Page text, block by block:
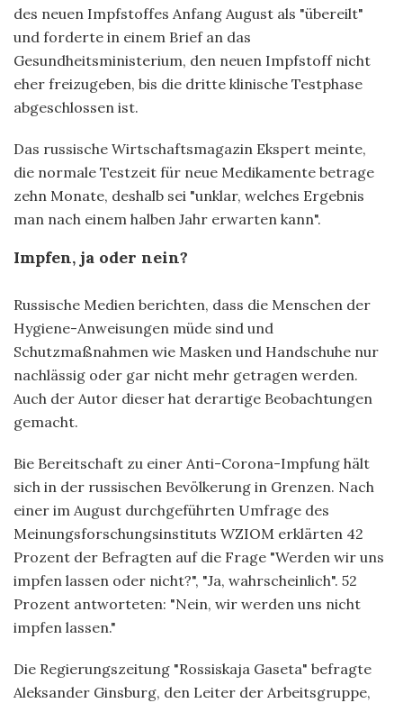
des neuen Impfstoffes Anfang August als "übereilt"
und forderte in einem Brief an das
Gesundheitsministerium, den neuen Impfstoff nicht
eher freizugeben, bis die dritte klinische Testphase
abgeschlossen ist.
Das russische Wirtschaftsmagazin Ekspert meinte,
die normale Testzeit für neue Medikamente betrage
zehn Monate, deshalb sei "unklar, welches Ergebnis
man nach einem halben Jahr erwarten kann".
Impfen, ja oder nein?
Russische Medien berichten, dass die Menschen der
Hygiene-Anweisungen müde sind und
Schutzmaßnahmen wie Masken und Handschuhe nur
nachlässig oder gar nicht mehr getragen werden.
Auch der Autor dieser hat derartige Beobachtungen
gemacht.
Bie Bereitschaft zu einer Anti-Corona-Impfung hält
sich in der russischen Bevölkerung in Grenzen. Nach
einer im August durchgeführten Umfrage des
Meinungsforschungsinstituts WZIOM erklärten 42
Prozent der Befragten auf die Frage "Werden wir uns
impfen lassen oder nicht?", "Ja, wahrscheinlich". 52
Prozent antworteten: "Nein, wir werden uns nicht
impfen lassen."
Die Regierungszeitung "Rossiskaja Gaseta" befragte
Aleksander Ginsburg, den Leiter der Arbeitsgruppe,